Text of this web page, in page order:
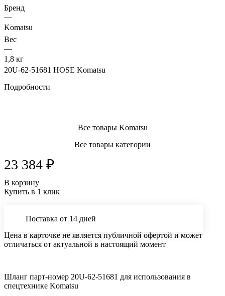
Бренд
—
Komatsu
Вес
—
1,8 кг
20U-62-51681 HOSE Komatsu
Подробности
Все товары Komatsu
Все товары категории
23 384 ₽
В корзину
Купить в 1 клик
Поставка от 14 дней
Цена в карточке не является публичной офертой и может
отличаться от актуальной в настоящий момент
Шланг парт-номер 20U-62-51681 для использования в
спецтехнике Komatsu